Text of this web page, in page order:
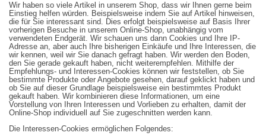
Wir haben so viele Artikel in unserem Shop, dass wir Ihnen gerne beim
Einstieg helfen würden. Beispielsweise indem Sie auf Artikel hinweisen,
die für Sie interessant sind. Dies erfolgt beispielsweise auf Basis Ihrer
vorherigen Besuche in unserem Online-Shop, unabhängig vom
verwendeten Endgerät. Wir schauen uns dann Cookies und Ihre IP-
Adresse an, aber auch Ihre bisherigen Einkäufe und Ihre Interessen, die
wir kennen, weil wir Sie danach gefragt haben. Wir werden den Boden,
den Sie gerade gekauft haben, nicht weiterempfehlen. Mithilfe der
Empfehlungs- und Interessen-Cookies können wir feststellen, ob Sie
bestimmte Produkte oder Angebote gesehen, darauf geklickt haben und
ob Sie auf dieser Grundlage beispielsweise ein bestimmtes Produkt
gekauft haben. Wir kombinieren diese Informationen, um eine
Vorstellung von Ihren Interessen und Vorlieben zu erhalten, damit der
Online-Shop individuell auf Sie zugeschnitten werden kann.
Die Interessen-Cookies ermöglichen Folgendes: